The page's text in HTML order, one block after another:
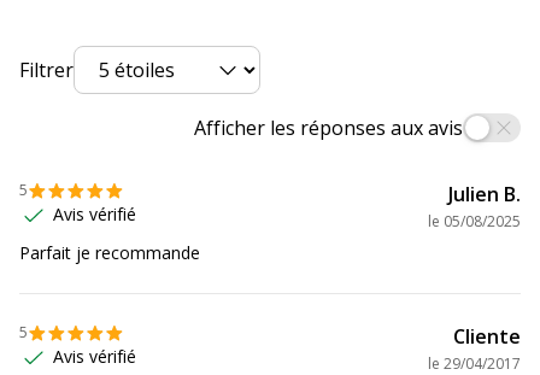
Filtrer
Afficher les réponses aux avis
5
Avis vérifié
Julien B.
le 05/08/2025
Parfait je recommande
5
Avis vérifié
Cliente
le 29/04/2017